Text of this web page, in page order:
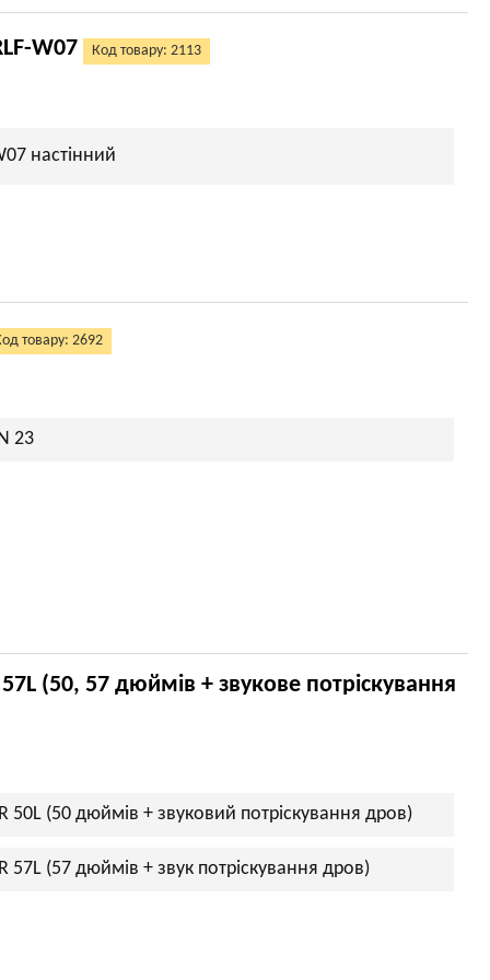
W07 Код товару: 2113
настінний
товару: 2692
23
(50, 57 дюймів + звукове потріскування
50L (50 дюймів + звуковий потріскування дров)
57L (57 дюймів + звук потріскування дров)